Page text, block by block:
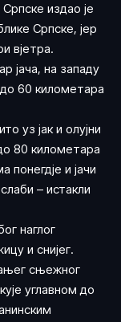
издао је
Српске, јер
вјетра.
јача, на западу
60 километара
уз јак и олујни
80 километара
понегд‌је и јачи
– истакли
наглог
и снијег.
сњежног
углавном до